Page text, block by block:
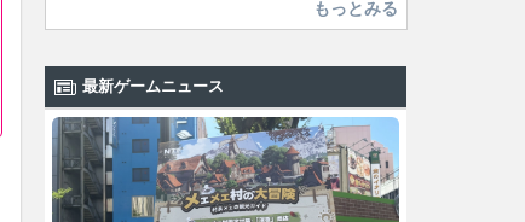
もっとみる
最新ゲームニュース